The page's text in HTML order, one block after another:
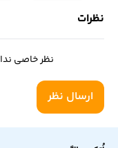
نظرات
نظر خاصی
ارسال نظر